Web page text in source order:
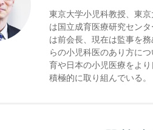
東京大学小児科教授、東
は国立成育医療研究セン
は前会長、現在は監事を
らの小児科医のあり方に
育や日本の小児医療をよ
積極的に取り組んでいる。